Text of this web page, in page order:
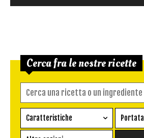
Cerca fra le nostre ricette
Caratteristiche
Ricetta vegetariana
Portata